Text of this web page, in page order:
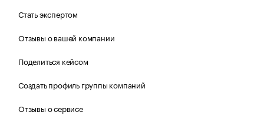
Стать экспертом
Отзывы о вашей компании
Поделиться кейсом
Создать профиль группы компаний
Отзывы о сервисе